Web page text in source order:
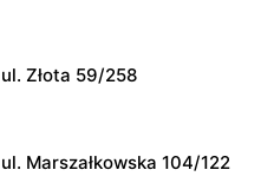
3
Złota 59/258
Marszałkowska 104/122